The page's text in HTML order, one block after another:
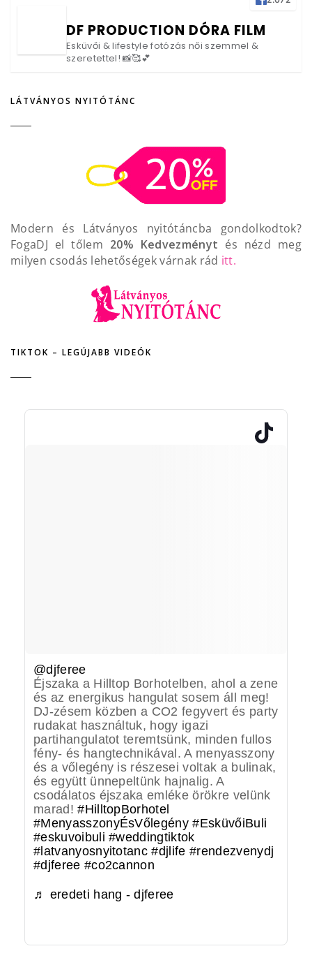
DF PRODUCTION DÓRA FILM
Esküvői & lifestyle fotózás női szemmel &
szeretettel! 📸🥰💕
LÁTVÁNYOS NYITÓTÁNC
Modern és Látványos nyitótáncba gondolkodtok?
FogaDJ el tőlem 20% Kedvezményt és nézd meg
milyen csodás lehetőségek várnak rád itt.
TIKTOK – LEGÚJABB VIDEÓK
@djferee
Éjszaka a Hilltop Borhotelben, ahol a zene
és az energikus hangulat sosem áll meg!
DJ-zésem közben a CO2 fegyvert és party
rudakat használtuk, hogy igazi
partihangulatot teremtsünk, minden fullos
fény- és hangtechnikával. A menyasszony
és a vőlegény is részesei voltak a bulinak,
és együtt ünnepeltünk hajnalig. A
csodálatos éjszaka emléke örökre velünk
marad!#HilltopBorhotel
#MenyasszonyÉsVőlegény #EsküvőiBuli
#eskuvoibuli #weddingtiktok
#latvanyosnyitotanc #djlife #rendezvenydj
#djferee #co2cannon
♬ eredeti hang - djferee